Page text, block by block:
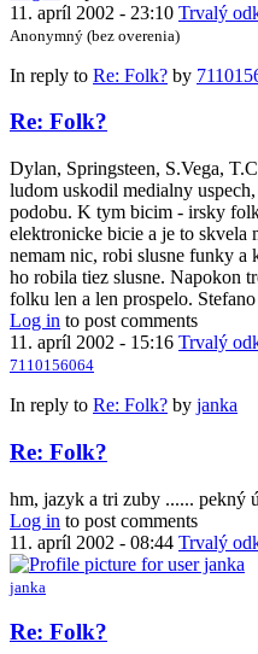
11. apríl 2002 - 23:10 Trvalý
Anonymný (bez overenia)
In reply to Re: Folk? by
Re: Folk?
Dylan, Springsteen, S.Vega,
ludom uskodil medialny
podobu. K tym bicim - irsky
elektronicke bicie a je to
nemam nic, robi slusne funky
ho robila tiez slusne. Napokon
folku len a len prospelo. Stefano
Log in to post comments
11. apríl 2002 - 15:16 Trvalý
7110156064
In reply to Re: Folk? by janka
Re: Folk?
hm, jazyk a tri zuby ...... pekný
Log in to post comments
11. apríl 2002 - 08:44 Trvalý
janka
Re: Folk?